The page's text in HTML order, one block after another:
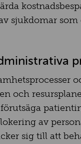
sjukdomar
och
av
sig till att